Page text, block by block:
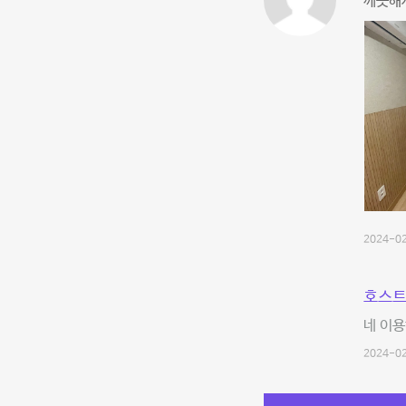
2024-
호스
네 이
2024-